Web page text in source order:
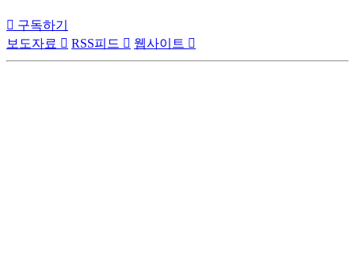
 구독하기
보도자료  RSS피드  웹사이트 